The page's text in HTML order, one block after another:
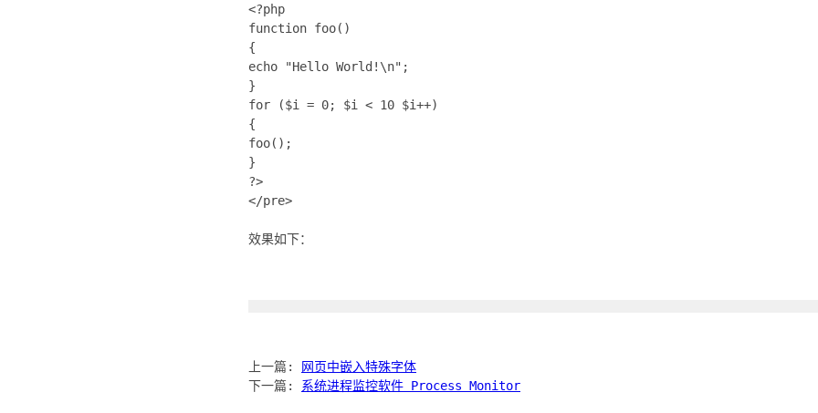
<?php
function foo()
{
echo "Hello World!\n";
}
for ($i = 0; $i < 10 $i++)
{
foo();
}
?>
</pre>
效果如下：
上一篇:
网页中嵌入特殊字体
下一篇: 系统进程监控软件 Process Monitor